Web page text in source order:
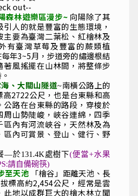
out--
森林遊樂區漫步~ 向陽除了其
人的就是豐富的生態環境，
主要為臺灣二葉松、紅檜林及
有臺灣草莓及豐富的蕨類植
年3~5月，步道旁的繡邊根結
著風搖擺在山林間，將整條步
、大關山隧道~南橫公路上的
高2722公尺，也是台東縣和高
公路在台東縣的路段，穿梭於
周山勢陡峻，峽谷連綿，四季
區內有河流峽谷，天然林及為
區內可賞景、登山、健行、野
—於131.4K處樹下(便當+水果
請自備碗筷)
至天池 「檜谷」距離天池、長
標高約2,454公尺，經常是雲
此地以成群巨大的檜木林立聞